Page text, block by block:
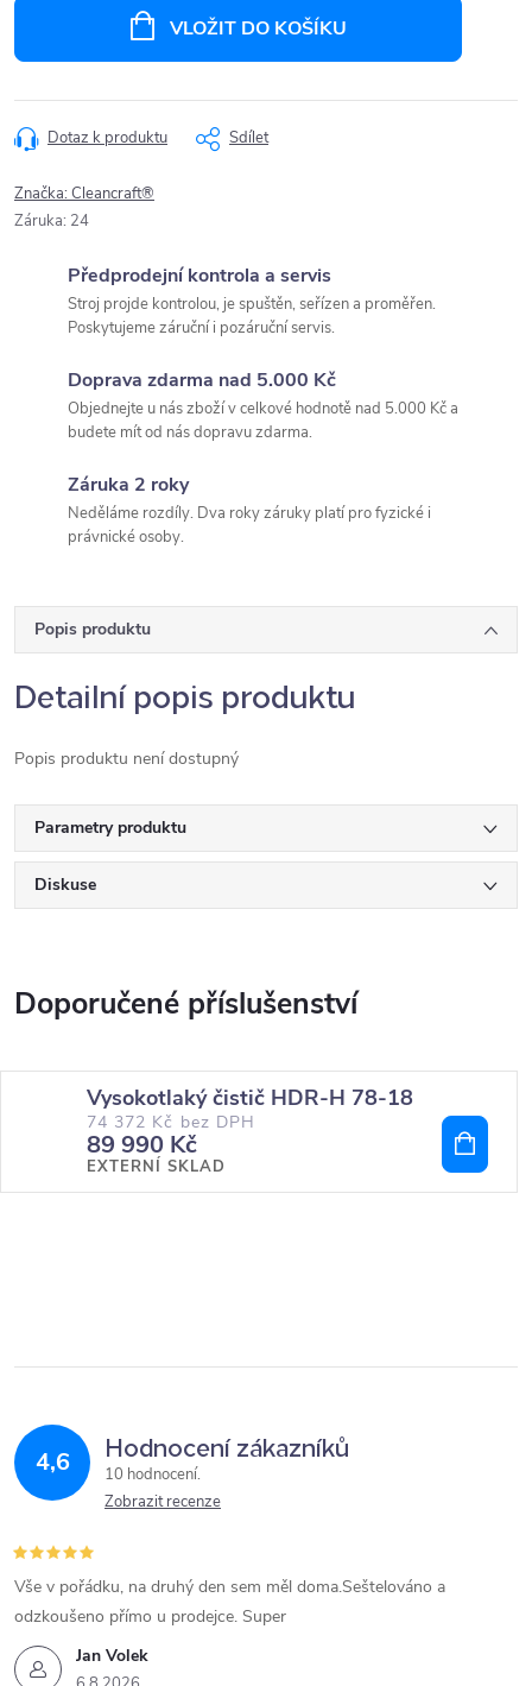
VLOŽIT DO KOŠÍKU
Dotaz k produktu Sdílet
Značka:Cleancraft®
Záruka: 24
Předprodejní kontrola a servis
Stroj projde kontrolou, je spuštěn, seřízen a proměřen.
Poskytujeme záruční i pozáruční servis.
Doprava zdarma nad 5.000 Kč
Objednejte u nás zboží v celkové hodnotě nad 5.000 Kč a
budete mít od nás dopravu zdarma.
Záruka 2 roky
Neděláme rozdíly. Dva roky záruky platí pro fyzické i
právnické osoby.
Popis produktu
Detailní popis produktu
Popis produktu není dostupný
Parametry produktu
Diskuse
Vysokotlaký čistič HDR-H 78-18
74 372 Kč bez DPH
89 990 Kč
EXTERNÍ SKLAD
4,6 Hodnocení zákazníků
10 hodnocení
Zobrazit recenze
Jan Volek
Vše v pořádku, na druhý den sem měl doma.Seštelováno a
odzkoušeno přímo u prodejce. Super